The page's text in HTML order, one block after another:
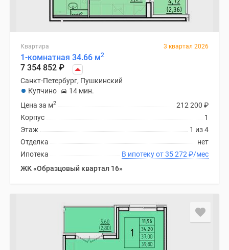
Квартира 3 квартал 2026
1-комнатная 34.66 м2
7 354 852 ₽
Санкт-Петербург, Пушкинский
Купчино
14 мин.
212 200 ₽
Цена за м2
1
Корпус
1 из 4
Этаж
нет
Отделка
В ипотеку от 35 272 ₽/мес
Ипотека
ЖК «Образцовый квартал 16»